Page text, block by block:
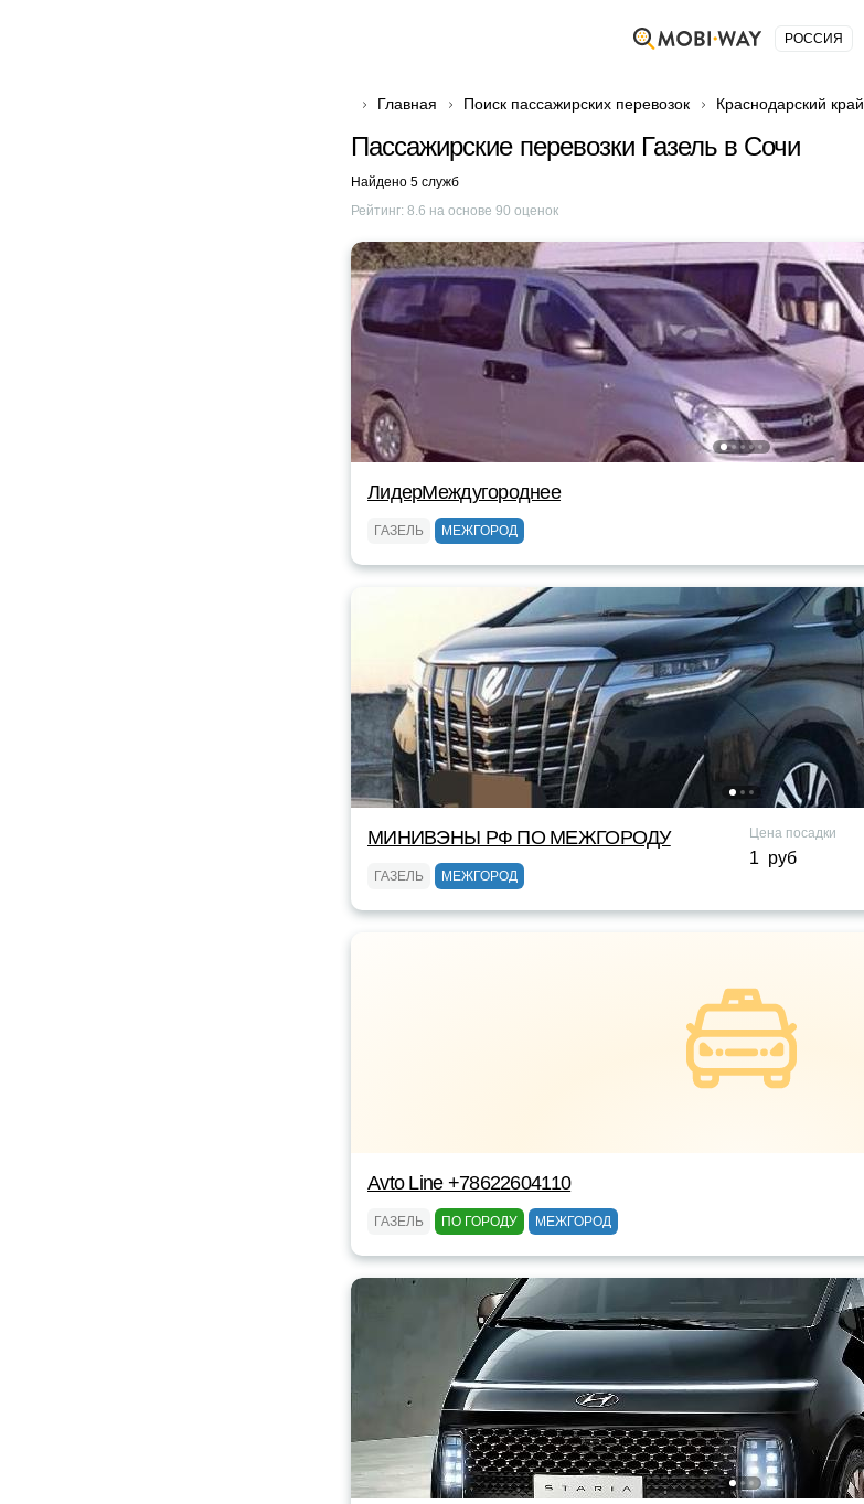
РОССИЯ
Главная Поиск пассажирских перевозок Краснодарский край
Пассажирские перевозки Газель в Сочи
Найдено 5 служб
Рейтинг: 8.6 на основе 90 оценок
ЛидерМеждугороднее
ГАЗЕЛЬ МЕЖГОРОД
МИНИВЭНЫ РФ ПО МЕЖГОРОДУ
ГАЗЕЛЬ МЕЖГОРОД
Цена посадки
1 руб
Аvto Line +78622604110
ГАЗЕЛЬ ПО ГОРОДУ МЕЖГОРОД